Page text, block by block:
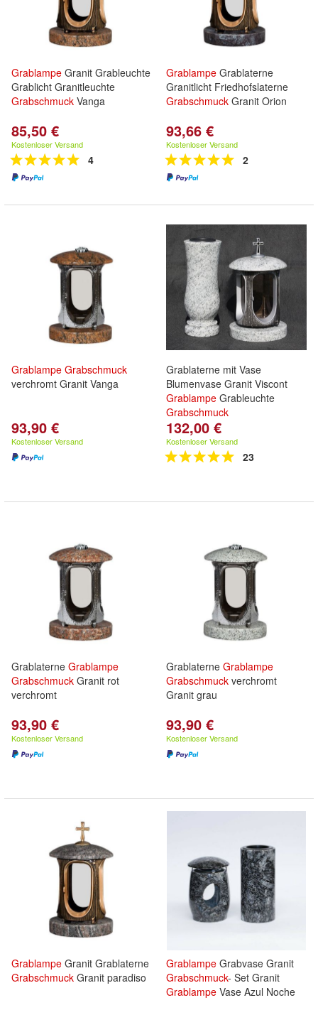
Grablampe Granit Grableuchte
Grablicht Granitleuchte
Grabschmuck Vanga
85,50 €
Kostenloser Versand
4
Grablampe Grablaterne
Granitlicht Friedhofslaterne
Grabschmuck Granit Orion
93,66 €
Kostenloser Versand
2
Grablampe Grabschmuck
verchromt Granit Vanga
93,90 €
Kostenloser Versand
Grablaterne mit Vase
Blumenvase Granit Viscont
Grablampe Grableuchte
Grabschmuck
132,00 €
Kostenloser Versand
23
Grablaterne Grablampe
Grabschmuck Granit rot
verchromt
93,90 €
Kostenloser Versand
Grablaterne Grablampe
Grabschmuck verchromt
Granit grau
93,90 €
Kostenloser Versand
Grablampe Granit Grablaterne
Grabschmuck Granit paradiso
Grablampe Grabvase Granit
Grabschmuck- Set Granit
Grablampe Vase Azul Noche